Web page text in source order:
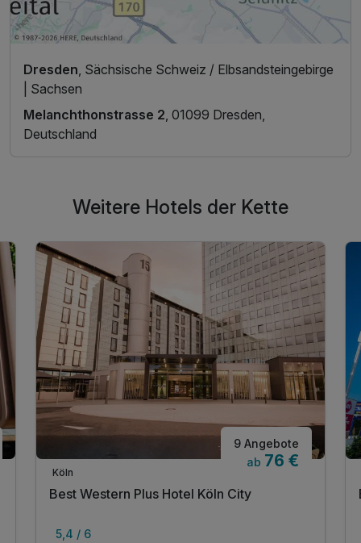
Dresden , Sächsische Schweiz / Elbsandsteingebirge
| Sachsen
Melanchthonstrasse 2 , 01099 Dresden,
Deutschland
Weitere Hotels der Kette
Köln
9 Angebote
ab 76 €
Best Western Plus Hotel Köln City
5,4 / 6